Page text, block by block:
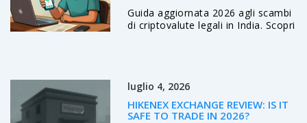
Guida aggiornata 2026 agli scambi
di criptovalute legali in India. Scopri
luglio 4, 2026
HIKENEX EXCHANGE REVIEW: IS IT
SAFE TO TRADE IN 2026?